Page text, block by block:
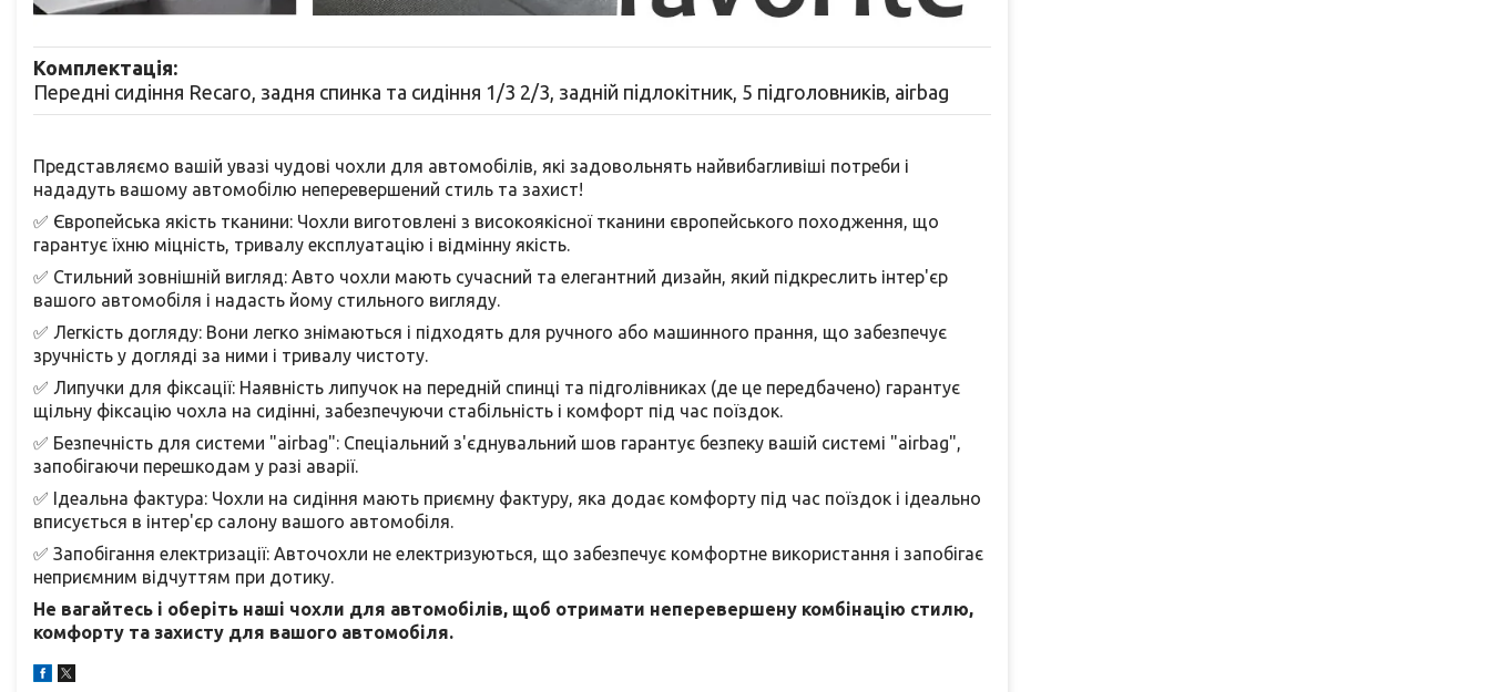
Комплектація:
Передні сидіння Recaro, задня спинка та сидіння 1/3 2/3, задній підлокітник, 5 підголовників, аirbag
Представляємо вашій увазі чудові чохли для автомобілів, які задовольнять найвибагливіші потреби і
нададуть вашому автомобілю неперевершений стиль та захист!
✅ Європейська якість тканини: Чохли виготовлені з високоякісної тканини європейського походження, що
гарантує їхню міцність, тривалу експлуатацію і відмінну якість.
✅ Стильний зовнішній вигляд: Авто чохли мають сучасний та елегантний дизайн, який підкреслить інтер'єр
вашого автомобіля і надасть йому стильного вигляду.
✅ Легкість догляду: Вони легко знімаються і підходять для ручного або машинного прання, що забезпечує
зручність у догляді за ними і тривалу чистоту.
✅ Липучки для фіксації: Наявність липучок на передній спинці та підголівниках (де це передбачено) гарантує
щільну фіксацію чохла на сидінні, забезпечуючи стабільність і комфорт під час поїздок.
✅ Безпечність для системи "airbag": Спеціальний з'єднувальний шов гарантує безпеку вашій системі "airbag",
запобігаючи перешкодам у разі аварії.
✅ Ідеальна фактура: Чохли на сидіння мають приємну фактуру, яка додає комфорту під час поїздок і ідеально
вписується в інтер'єр салону вашого автомобіля.
✅ Запобігання електризації: Авточохли не електризуються, що забезпечує комфортне використання і запобігає
неприємним відчуттям при дотику.
Не вагайтесь і оберіть наші чохли для автомобілів, щоб отримати неперевершену комбінацію стилю,
комфорту та захисту для вашого автомобіля.